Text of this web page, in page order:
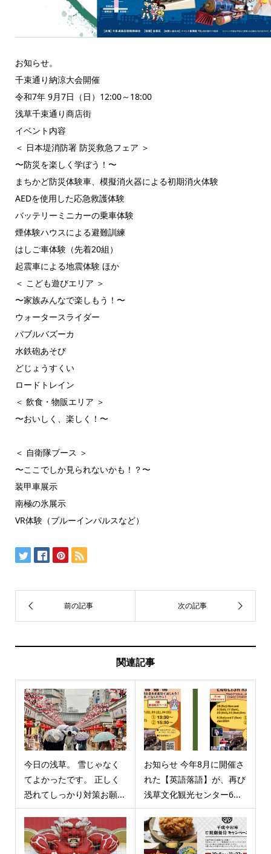
お知らせ。
千束通り納涼大会開催
令和7年 9月7日（日）12:00～18:00
浅草千束通り商店街
イベント内容
＜ 日本堤消防署 防災救急フェア ＞
〜防災を楽しく学ぼう！〜
まちかど防災体験車、模擬消火器による初期消火体験
AEDを使用した応急救護体験
バッテリーミニカーの乗車体験
煙体験ハウスによる避難訓練
はしご車体験（先着20組）
起震車による地震体験 ほか
＜ こども遊びエリア ＞
〜家族みんなで楽しもう！〜
ウォータースライダー
バブルバズーカ
水鉄砲あそび
どじょうすくい
ロードトレイン
＜ 飲食・物販エリア ＞
〜おいしく、楽しく！〜
＜ 自衛隊ブース ＞
〜ここでしか見られないかも！？〜
装甲車展示
南極の氷展示
VR体験（ブルーインパルスなど）
関連記事
今日の浅草。 雪じゃなく
てよかったです。 正しく
恐れてしっかり対策お願...
お知らせ 今年8月に開催さ
れた【英語落語】が、再び
浅草文化観光センター6...